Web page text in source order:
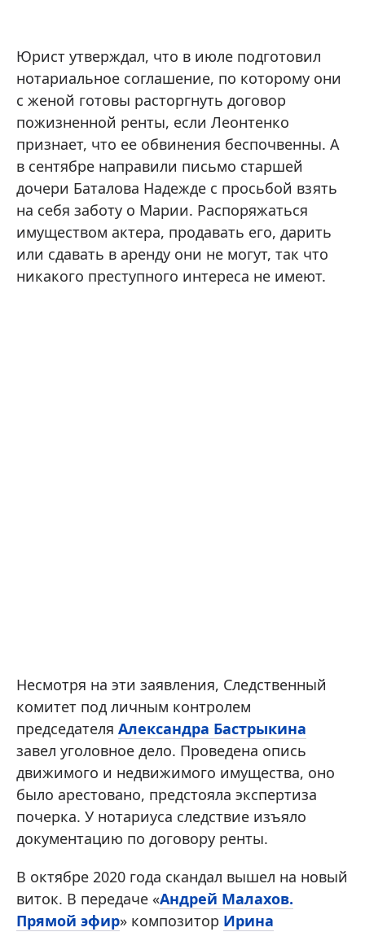
Юрист утверждал, что в июле подготовил
нотариальное соглашение, по которому они
с женой готовы расторгнуть договор
пожизненной ренты, если Леонтенко
признает, что ее обвинения беспочвенны. А
в сентябре направили письмо старшей
дочери Баталова Надежде с просьбой взять
на себя заботу о Марии. Распоряжаться
имуществом актера, продавать его, дарить
или сдавать в аренду они не могут, так что
никакого преступного интереса не имеют.
Несмотря на эти заявления, Следственный
комитет под личным контролем
председателя Александра Бастрыкина
завел уголовное дело. Проведена опись
движимого и недвижимого имущества, оно
было арестовано, предстояла экспертиза
почерка. У нотариуса следствие изъяло
документацию по договору ренты.
В октябре 2020 года скандал вышел на новый
виток. В передаче «Андрей Малахов.
Прямой эфир» композитор Ирина